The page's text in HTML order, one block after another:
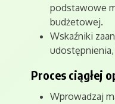
podstawowe
budżetowej.
Wskaźniki
Proces ciągłej
Wprowadzaj